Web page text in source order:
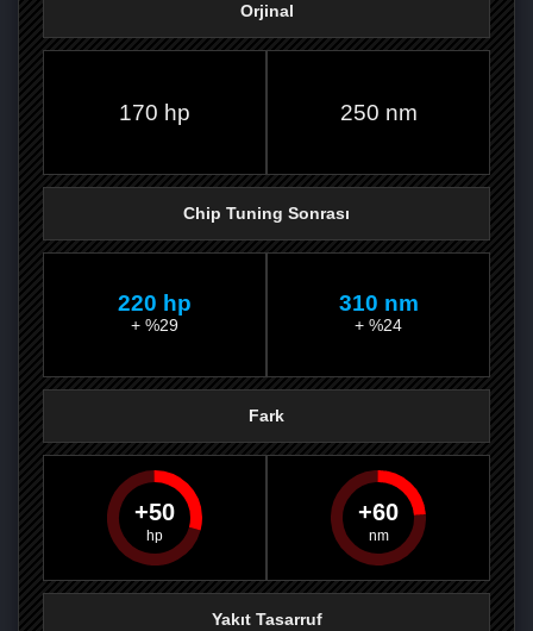
PAYLAŞPAYLAŞPLUS'TA
Orjinal
170 hp 250 nm
Chip Tuning Sonrası
220 hp
+ %29
310 nm
+ %24
Fark
50 60
Yakıt Tasarruf